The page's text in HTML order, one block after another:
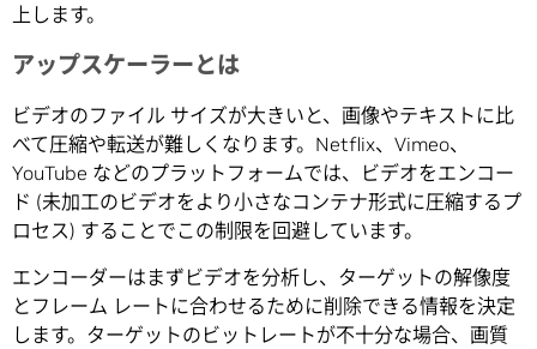
上します。
アップスケーラーとは
ビデオのファイル サイズが大きいと、画像やテキストに比
べて圧縮や転送が難しくなります。Netflix、Vimeo、
YouTube などのプラットフォームでは、ビデオをエンコー
ド (未加工のビデオをより小さなコンテナ形式に圧縮するプ
ロセス) することでこの制限を回避しています。
エンコーダーはまずビデオを分析し、ターゲットの解像度
とフレーム レートに合わせるために削除できる情報を決定
します。ターゲットのビットレートが不十分な場合、画質